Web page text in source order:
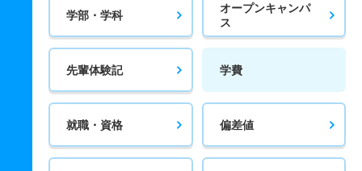
学部・学科
オープンキャンパ
ス
先輩体験記 学費
就職・資格 偏差値